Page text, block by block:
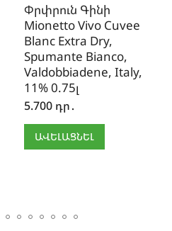
Փրփրուն Գինի
Mionetto Vivo Cuvee
Blanc Extra Dry,
Spumante Bianco,
Valdobbiadene, Italy,
11% 0.75լ
5.700 դր․
ԱՎԵԼԱՑՆԵԼ